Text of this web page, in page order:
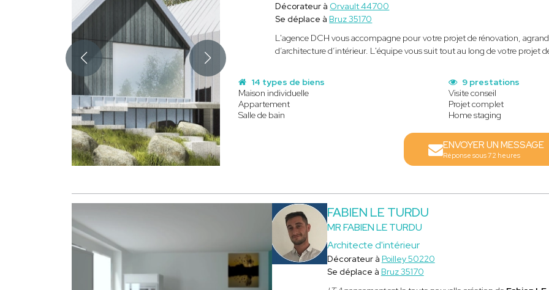
Décorateur à Orvault 44700
Se déplace à Bruz 35170
L'agence DCH vous accompagne pour votre projet de rénovation,
d’architecture d’intérieur. L'équipe vous suit tout au long de votre projet
14 types de biens
Maison individuelle
Appartement
Salle de bain
9 prestations
Visite conseil
Projet complet
Home staging
ENVOYER UN MESSAGE
Réponse sous 72 heures
FABIEN LE TURDU
MR FABIEN LE TURDU
Architecte d'intérieur
Décorateur à Poilley 50220
Se déplace à Bruz 35170